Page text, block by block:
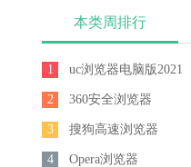
本类周排行
1 uc浏览器电脑版2021
2 360安全浏览器
3 搜狗高速浏览器
4 Opera浏览器